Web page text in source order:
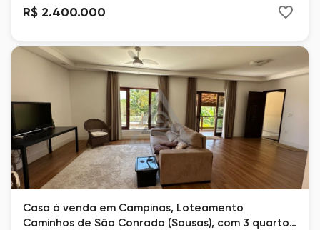
R$ 2.400.000
Casa à venda em Campinas, Loteamento
Caminhos de São Conrado (Sousas), com 3 quartos,